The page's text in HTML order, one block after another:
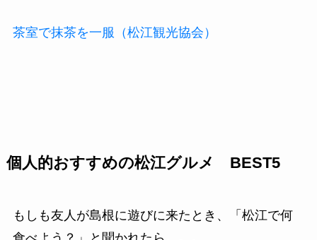
茶室で抹茶を一服（松江観光協会）
個人的おすすめの松江グルメ BEST5
もしも友人が島根に遊びに来たとき、「松江で何